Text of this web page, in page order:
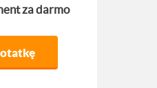
za darmo